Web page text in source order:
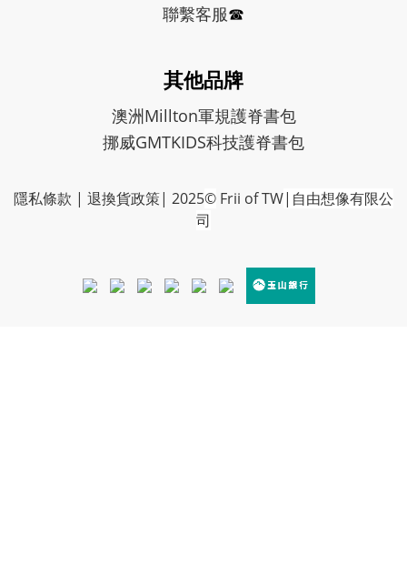
聯繫客服☎︎
其他品牌
澳洲Millton軍規護脊書包
挪威GMTKIDS科技護脊書包
隱私條款 | 退換貨政策| 2025© Frii of TW|自由想像有限公
司